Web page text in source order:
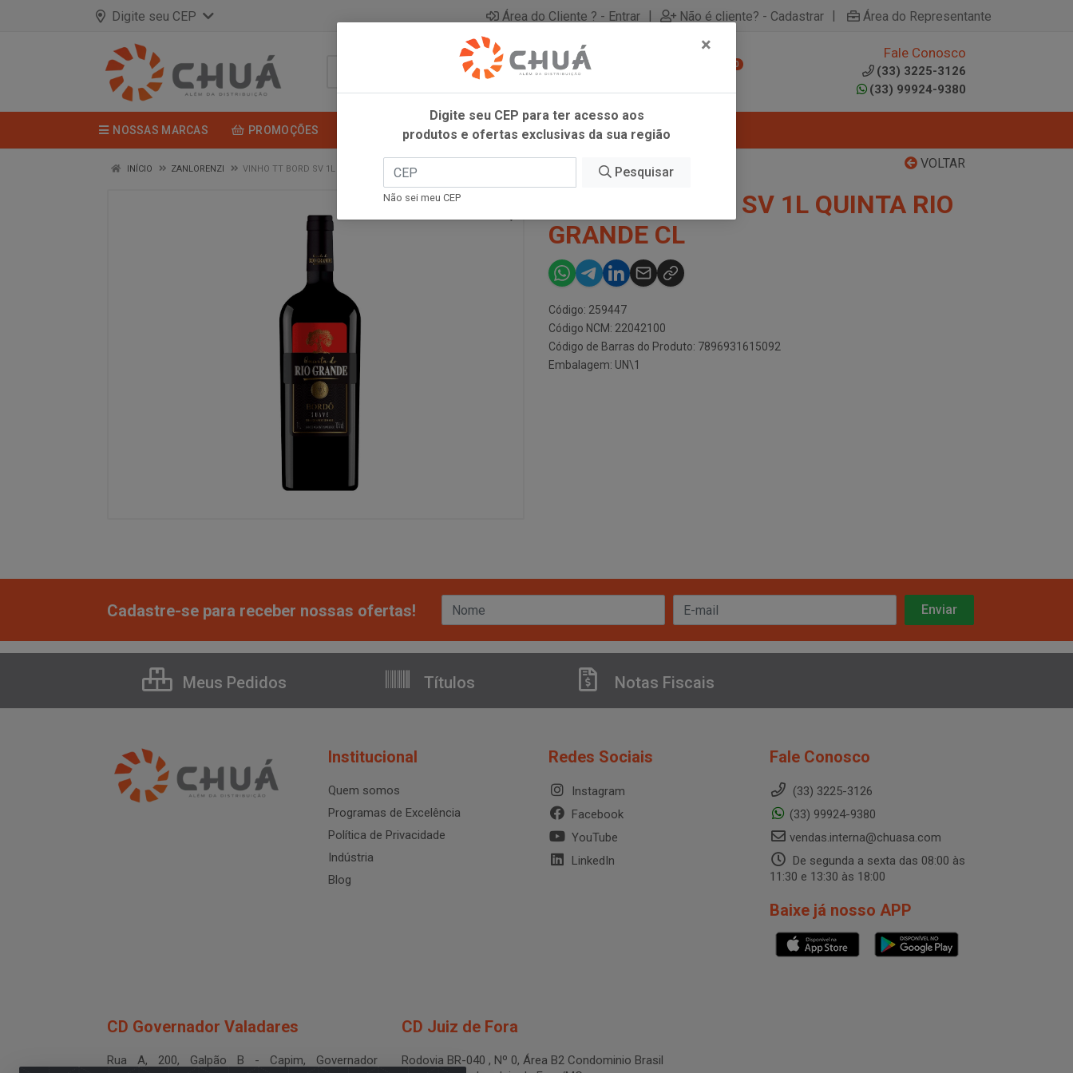
Digite seu CEP Área do Cliente ? - Entrar | Não é cliente? - Cadastrar | Área do Representante
0
Fale Conosco
(33) 3225-3126
(33) 99924-9380
NOSSAS MARCAS PROMOÇÕES
VOLTAR
INÍCIO ZANLORENZI VINHO TT BORD SV 1L QUINTA RIO GRANDE CL
VINHO TT BORD SV 1L QUINTA RIO
GRANDE CL
Código: 259447
Código NCM: 22042100
Código de Barras do Produto: 7896931615092
Embalagem: UN\1
Cadastre-se para receber nossas ofertas!
Meus Pedidos Títulos Notas Fiscais
Institucional
Quem somos
Programas de Excelência
Política de Privacidade
Indústria
Blog
Redes Sociais
Instagram
Facebook
YouTube
LinkedIn
Fale Conosco
(33) 3225-3126
(33) 99924-9380
vendas.interna@chuasa.com
De segunda a sexta das 08:00 às
11:30 e 13:30 às 18:00
Baixe já nosso APP
CD Governador Valadares
Rua A, 200, Galpão B - Capim, Governador
CD Juiz de Fora
Rodovia BR-040 , Nº 0, Área B2 Condominio Brasil
×
Digite seu CEP para ter acesso aos
produtos e ofertas exclusivas da sua região
Pesquisar
Não sei meu CEP